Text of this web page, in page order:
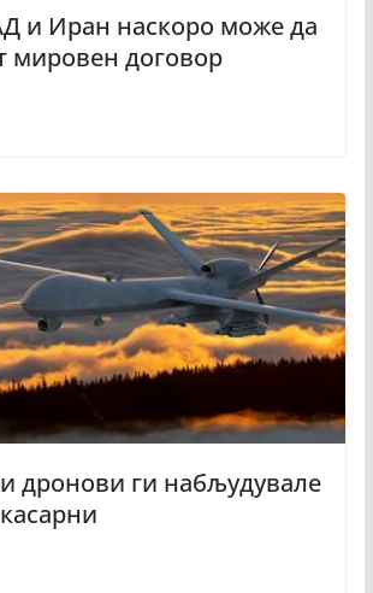
и Иран наскоро може да
мировен договор
дронови ги набљудувале